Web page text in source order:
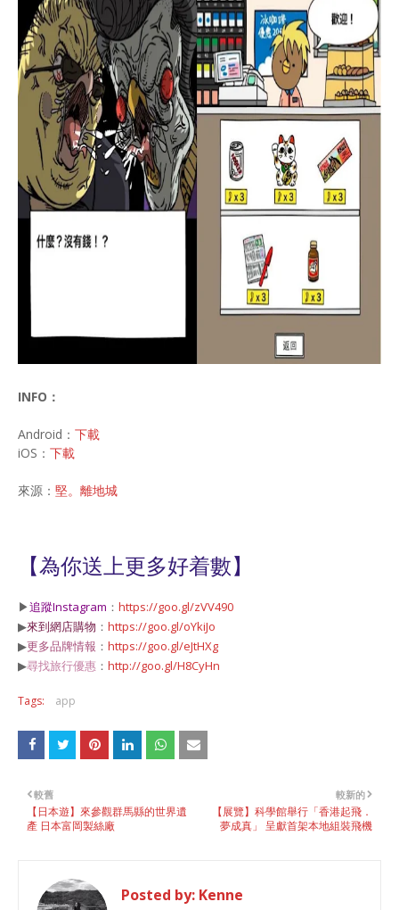
INFO：
Android： 下載
iOS： 下載
來源： 堅。離地城
【為你送上更多好着數】
▶追蹤Instagram ： https://goo.gl/zVV490
▶來到網店購物 ： https://goo.gl/oYkiJo
▶更多品牌情報 ： https://goo.gl/eJtHXg
▶尋找旅行優惠 ： http://goo.gl/H8CyHn
Tags: app
較新的
【展覽】科學館舉行「香港起飛．
夢成真」 呈獻首架本地組裝飛機
較舊
【日本遊】來參觀群馬縣的世界遺
產 日本富岡製絲廠
Posted by: Kenne